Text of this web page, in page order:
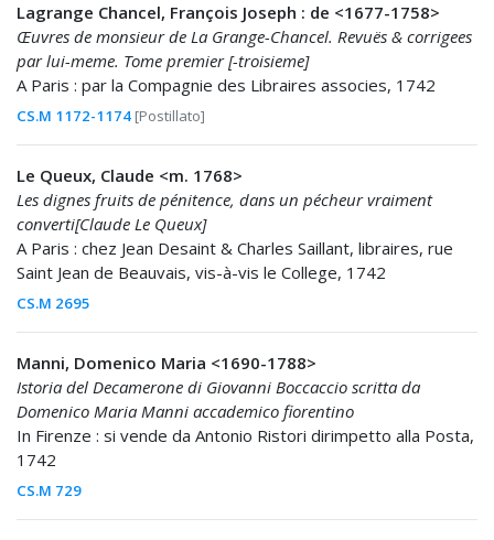
Lagrange Chancel, François Joseph : de <1677-1758>
Œuvres de monsieur de La Grange-Chancel. Revuës & corrigees
par lui-meme. Tome premier [-troisieme]
A Paris : par la Compagnie des Libraires associes, 1742
CS.M 1172-1174 [Postillato]
Le Queux, Claude <m. 1768>
Les dignes fruits de pénitence, dans un pécheur vraiment
converti[Claude Le Queux]
A Paris : chez Jean Desaint & Charles Saillant, libraires, rue
Saint Jean de Beauvais, vis-à-vis le College, 1742
CS.M 2695
Manni, Domenico Maria <1690-1788>
Istoria del Decamerone di Giovanni Boccaccio scritta da
Domenico Maria Manni accademico fiorentino
In Firenze : si vende da Antonio Ristori dirimpetto alla Posta,
1742
CS.M 729